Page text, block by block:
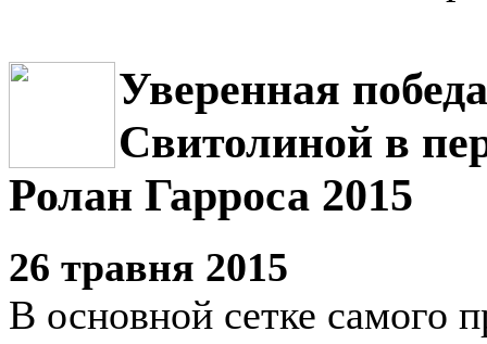
Уверенная
Свитолиной в
Ролан Гарроса 2015
26 травня 2015
В основной сетке самого